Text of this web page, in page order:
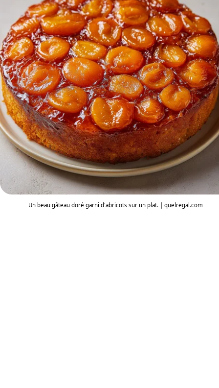
Un beau gâteau doré garni d'abricots sur un plat. | quelregal.com